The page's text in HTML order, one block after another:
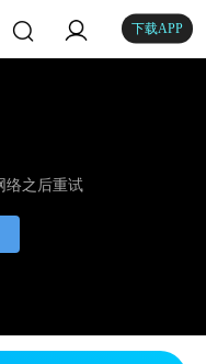
下载APP
络之后重试